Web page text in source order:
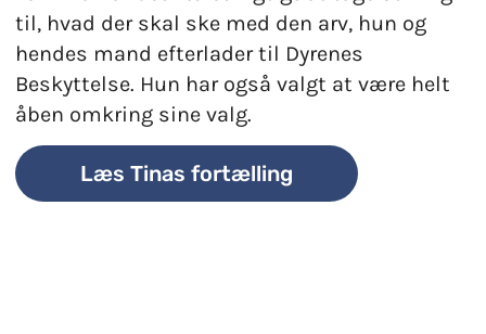
til, hvad der skal ske med den arv, hun og
hendes mand efterlader til Dyrenes
Beskyttelse. Hun har også valgt at være helt
åben omkring sine valg.
Læs Tinas fortælling